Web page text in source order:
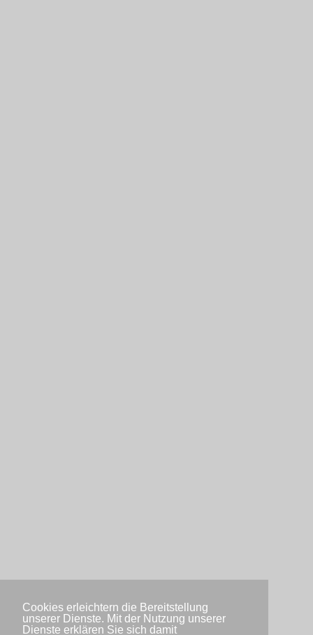
Cookies erleichtern die Bereitstellung
unserer Dienste. Mit der Nutzung unserer
Dienste erklären Sie sich damit